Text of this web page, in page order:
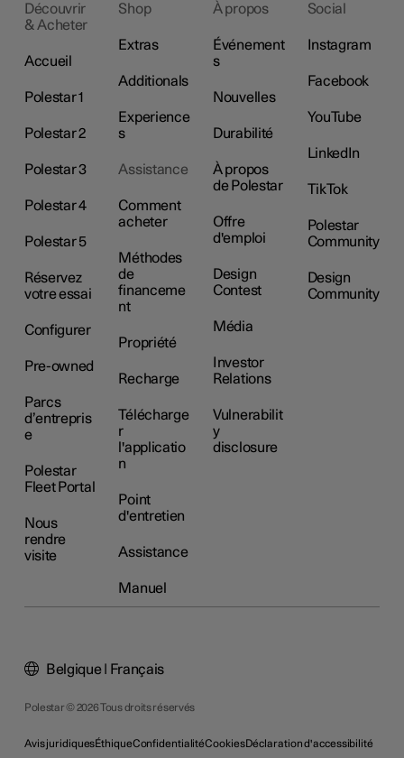
Découvrir
& Acheter
Accueil
Polestar 1
Polestar 2
Polestar 3
Polestar 4
Polestar 5
Réservez
votre essai
Configurer
Pre-owned
Parcs
d’entrepris
e
Polestar
Fleet Portal
Nous
rendre
visite
Shop
Extras
Additionals
Experience
s
Assistance
Comment
acheter
Méthodes
de
financeme
nt
Propriété
Recharge
Télécharge
r
l'applicatio
n
Point
d'entretien
Assistance
Manuel
À propos
Événement
s
Nouvelles
Durabilité
À propos
de Polestar
Offre
d'emploi
Design
Contest
Média
Investor
Relations
Vulnerabilit
y
disclosure
Social
Instagram
Facebook
YouTube
LinkedIn
TikTok
Polestar
Community
Design
Community
Polestar © 2026 Tous droits réservés
Avis juridiquesÉthiqueConfidentialitéCookiesDéclaration d'accessibilité
Belgique | Français